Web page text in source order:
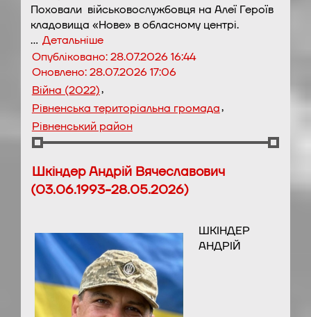
Поховали військовослужбовця на Алеї Героїв
кладовища «Нове» в обласному центрі.
… Детальніше
Опубліковано:28.07.2026 16:44
Оновлено:28.07.2026 17:06
Війна (2022),
Рівненська територіальна громада,
Рівненський район
Шкіндер Андрій Вячеславович
(03.06.1993-28.05.2026)
ШКІНДЕР
АНДРІЙ